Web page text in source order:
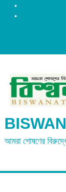
আমরা শোষণের